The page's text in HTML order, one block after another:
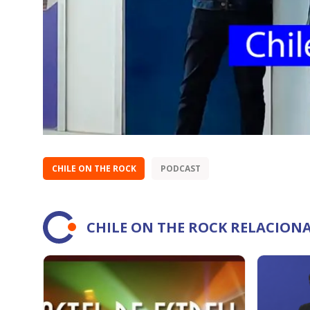
CHILE ON THE ROCK PODCAST
CHILE ON THE ROCK